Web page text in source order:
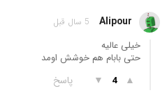
Alipour 5 سال قبل
خیلی عالیه
حتی بابام هم خوشش اومد
▲
4
▼ پاسخ